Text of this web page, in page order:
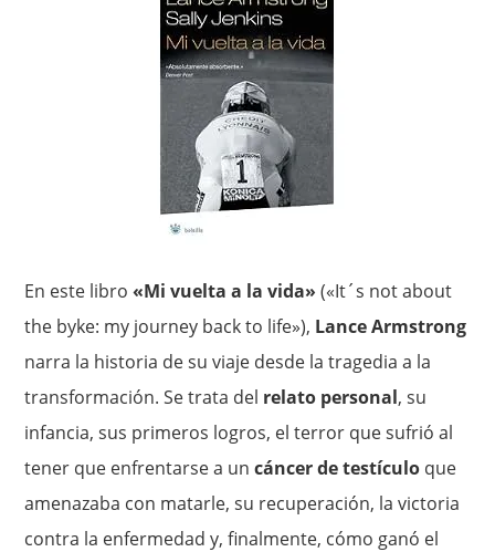
En este libro«Mi vuelta a la vida» («It´s not about
the byke: my journey back to life»), Lance Armstrong
narra la historia de su viaje desde la tragedia a la
transformación. Se trata del relato personal, su
infancia, sus primeros logros, el terror que sufrió al
tener que enfrentarse a uncáncer de testículo que
amenazaba con matarle, su recuperación, la victoria
contra la enfermedad y, finalmente, cómo ganó el